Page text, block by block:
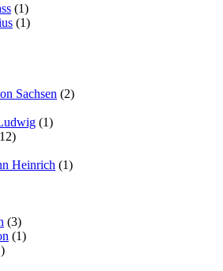
(1)
(1)
Sachsen (2)
(1)
Heinrich (1)
(3)
(1)